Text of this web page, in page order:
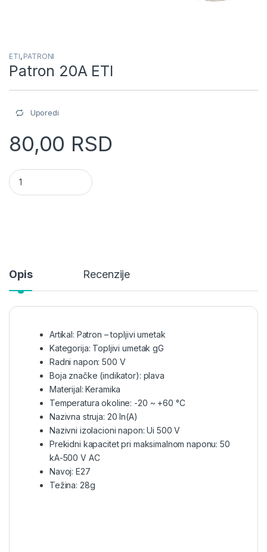
ETI, PATRONI
Patron 20A ETI
Uporedi
80,00 RSD
Patron 20A ETI quantity
Opis Recenzije
Artikal: Patron – topljivi umetak
Kategorija: Topljivi umetak gG
Radni napon: 500 V
Boja značke (indikator): plava
Materijal: Keramika
Temperatura okoline: -20 ~ +60 °C
Nazivna struja: 20 In(A)
Nazivni izolacioni napon: Ui 500 V
Prekidni kapacitet pri maksimalnom naponu: 50
kA-500 V AC
Navoj: E27
Težina: 28g